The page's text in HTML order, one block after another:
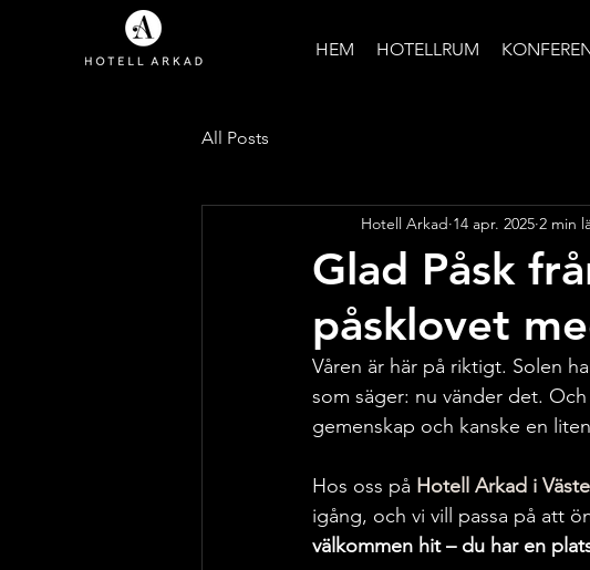
HEM HOTELLRUM
All Posts
Glad Påsk
påsklovet
Hotell Arkad 14 apr. 2025 2 min
Våren är här på riktigt. Solen
som säger: nu vänder det.
gemenskap och kanske en
Hos oss på Hotell Arkad i
igång, och vi vill passa på att
välkommen hit – du har en